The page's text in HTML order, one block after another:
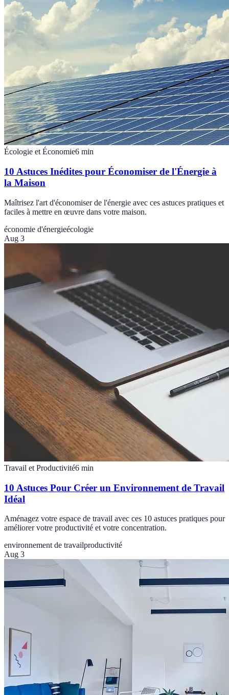
Écologie et Économie6 min
10 Astuces Inédites pour Économiser de l'Énergie à
la Maison
Maîtrisez l'art d'économiser de l'énergie avec ces astuces pratiques et
faciles à mettre en œuvre dans votre maison.
économie d'énergieécologie
Aug 3
Travail et Productivité6 min
10 Astuces Pour Créer un Environnement de Travail
Idéal
Aménagez votre espace de travail avec ces 10 astuces pratiques pour
améliorer votre productivité et votre concentration.
environnement de travailproductivité
Aug 3